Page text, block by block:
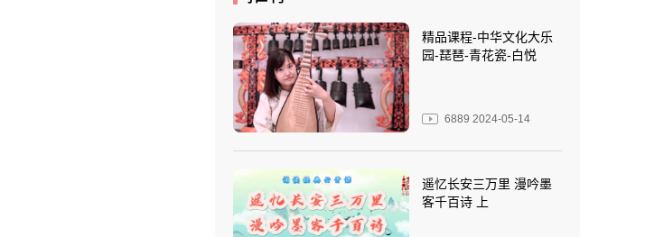
精品课程-中华文化大乐
园-琵琶-青花瓷-白悦
6889 2024-05-14
遥忆长安三万里 漫吟墨
客千百诗 上